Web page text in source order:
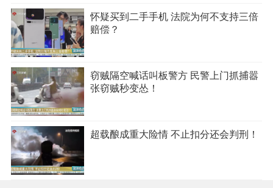
怀疑买到二手手机 法院为何不支持三倍
赔偿？
窃贼隔空喊话叫板警方 民警上门抓捕嚣
张窃贼秒变怂！
超载酿成重大险情 不止扣分还会判刑！